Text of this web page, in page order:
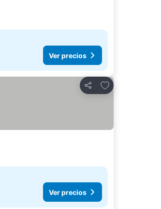
Ver precios
Compartir
Añadir a favoritos
Ver precios